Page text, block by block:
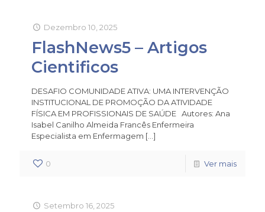
Dezembro 10, 2025
FlashNews5 – Artigos
Cientificos
DESAFIO COMUNIDADE ATIVA: UMA INTERVENÇÃO
INSTITUCIONAL DE PROMOÇÃO DA ATIVIDADE
FÍSICA EM PROFISSIONAIS DE SAÚDE Autores: Ana
Isabel Canilho Almeida Francês Enfermeira
Especialista em Enfermagem […]
0 Ver mais
Setembro 16, 2025